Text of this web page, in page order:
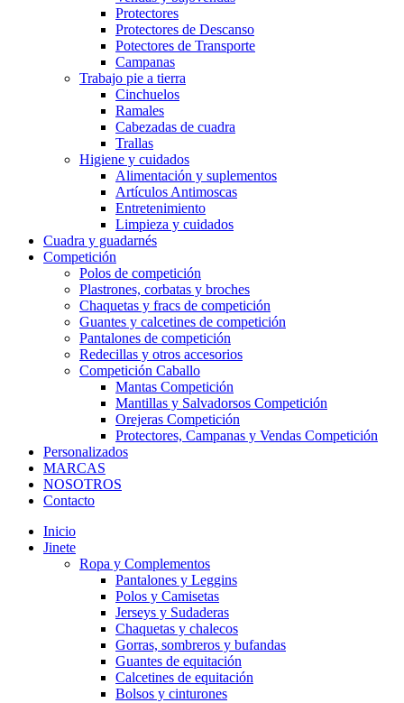
Protectores
Protectores de Descanso
Potectores de Transporte
Campanas
Trabajo pie a tierra
Cinchuelos
Ramales
Cabezadas de cuadra
Trallas
Higiene y cuidados
Alimentación y suplementos
Artículos Antimoscas
Entretenimiento
Limpieza y cuidados
Cuadra y guadarnés
Competición
Polos de competición
Plastrones, corbatas y broches
Chaquetas y fracs de competición
Guantes y calcetines de competición
Pantalones de competición
Redecillas y otros accesorios
Competición Caballo
Mantas Competición
Mantillas y Salvadorsos Competición
Orejeras Competición
Protectores, Campanas y Vendas Competición
Personalizados
MARCAS
NOSOTROS
Contacto
Inicio
Jinete
Ropa y Complementos
Pantalones y Leggins
Polos y Camisetas
Jerseys y Sudaderas
Chaquetas y chalecos
Gorras, sombreros y bufandas
Guantes de equitación
Calcetines de equitación
Bolsos y cinturones